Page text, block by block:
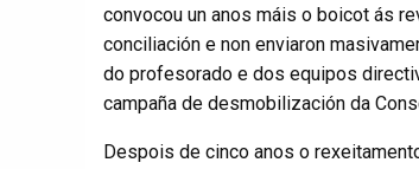
convocou un anos máis o boicot ás
conciliación e non enviaron
do profesorado e dos equipos
campaña de desmobilización da
Despois de cinco anos o